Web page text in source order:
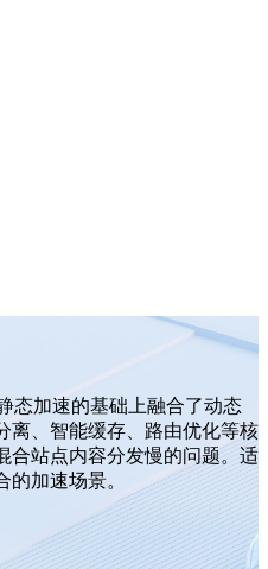
态加速的基础上融合了动态
离、智能缓存、路由优化等核
合站点内容分发慢的问题。适
加速场景。